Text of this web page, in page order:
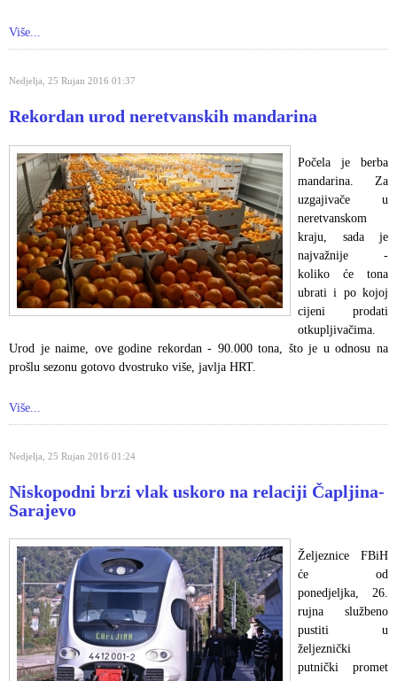
Više...
Nedjelja, 25 Rujan 2016 01:37
Rekordan urod neretvanskih mandarina
Počela je berba
mandarina. Za
uzgajivače u
neretvanskom
kraju, sada je
najvažnije -
koliko će tona
ubrati i po kojoj
cijeni prodati
otkupljivačima.
Urod je naime, ove godine rekordan - 90.000 tona, što je u odnosu na
prošlu sezonu gotovo dvostruko više, javlja HRT.
Više...
Nedjelja, 25 Rujan 2016 01:24
Niskopodni brzi vlak uskoro na relaciji Čapljina-
Sarajevo
Željeznice FBiH
će od
ponedjeljka, 26.
rujna službeno
pustiti u
željeznički
putnički promet